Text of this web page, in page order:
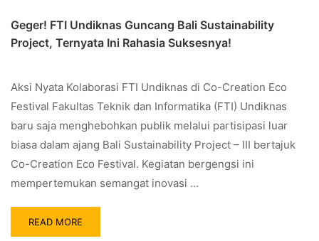
Geger! FTI Undiknas Guncang Bali Sustainability
Project, Ternyata Ini Rahasia Suksesnya!
Aksi Nyata Kolaborasi FTI Undiknas di Co-Creation Eco
Festival Fakultas Teknik dan Informatika (FTI) Undiknas
baru saja menghebohkan publik melalui partisipasi luar
biasa dalam ajang Bali Sustainability Project – III bertajuk
Co-Creation Eco Festival. Kegiatan bergengsi ini
mempertemukan semangat inovasi …
READ MORE